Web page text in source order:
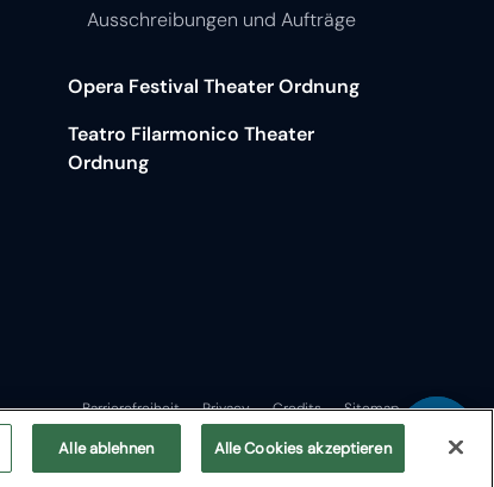
Opera Festival Theater Ordnung
Teatro Filarmonico Theater
Ordnung
Alle ablehnen Alle Cookies akzeptieren